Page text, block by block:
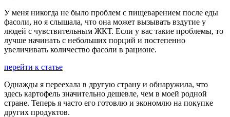
У меня никогда не было проблем с пищеварением после еды
фасоли, но я слышала, что она может вызывать вздутие у
людей с чувствительным ЖКТ. Если у вас такие проблемы, то
лучше начинать с небольших порций и постепенно
увеличивать количество фасоли в рационе.
перейти к статье
Однажды я переехала в другую страну и обнаружила, что
здесь картофель значительно дешевле, чем в моей родной
стране. Теперь я часто его готовлю и экономлю на покупке
других продуктов.